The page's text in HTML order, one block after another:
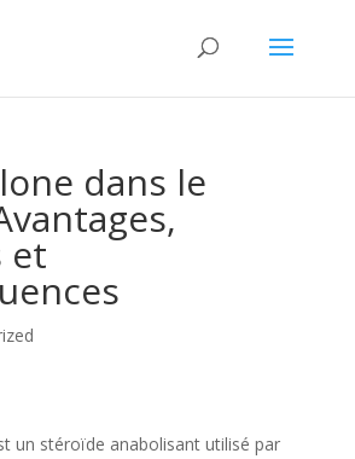
dans le
et
un stéroïde anabolisant utilisé par